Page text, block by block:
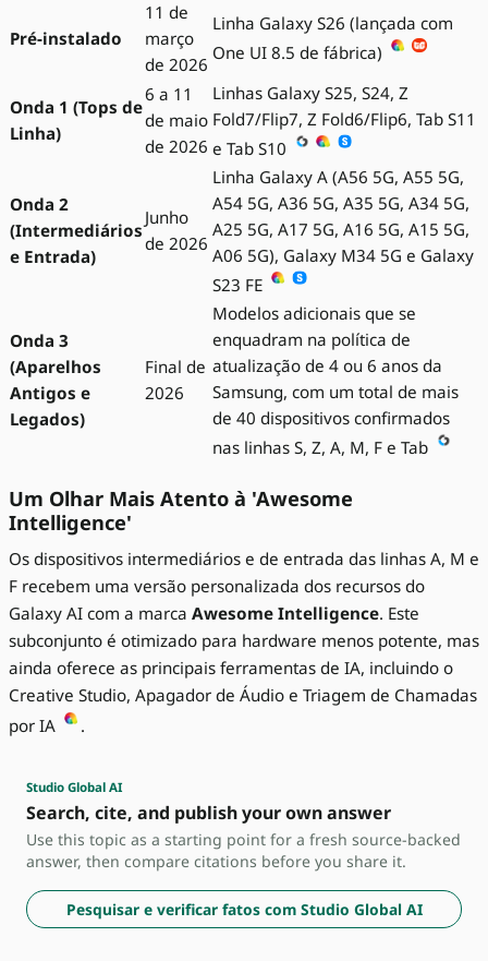
Pré-instalado
11 de
março
de 2026
Linha Galaxy S26 (lançada com
One UI 8.5 de fábrica)
Onda 1 (Tops de
Linha)
6 a 11
de maio
de 2026
Linhas Galaxy S25, S24, Z
Fold7/Flip7, Z Fold6/Flip6, Tab S11
e Tab S10
Onda 2
(Intermediários
e Entrada)
Junho
de 2026
Linha Galaxy A (A56 5G, A55 5G,
A54 5G, A36 5G, A35 5G, A34 5G,
A25 5G, A17 5G, A16 5G, A15 5G,
A06 5G), Galaxy M34 5G e Galaxy
S23 FE
Onda 3
(Aparelhos
Antigos e
Legados)
Final de
2026
Modelos adicionais que se
enquadram na política de
atualização de 4 ou 6 anos da
Samsung, com um total de mais
de 40 dispositivos confirmados
nas linhas S, Z, A, M, F e Tab
Um Olhar Mais Atento à 'Awesome
Intelligence'
Os dispositivos intermediários e de entrada das linhas A, M e
F recebem uma versão personalizada dos recursos do
Galaxy AI com a marca Awesome Intelligence. Este
subconjunto é otimizado para hardware menos potente, mas
ainda oferece as principais ferramentas de IA, incluindo o
Creative Studio, Apagador de Áudio e Triagem de Chamadas
por IA
.
Studio Global AI
Search, cite, and publish your own answer
Use this topic as a starting point for a fresh source-backed
answer, then compare citations before you share it.
Pesquisar e verificar fatos com Studio Global AI